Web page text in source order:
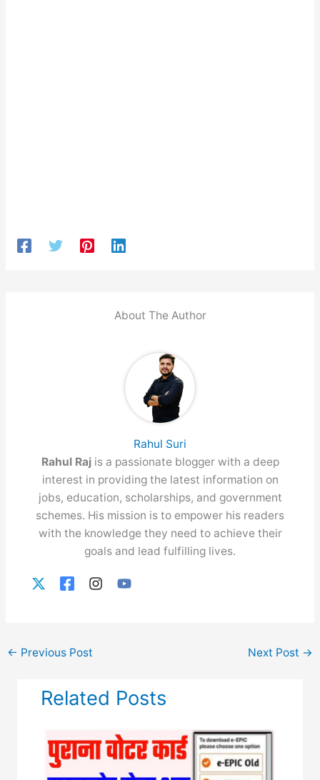
About The Author
Rahul Suri
Rahul Raj is a passionate blogger with a deep
interest in providing the latest information on
jobs, education, scholarships, and government
schemes. His mission is to empower his readers
with the knowledge they need to achieve their
goals and lead fulfilling lives.
← Previous Post Next Post →
Related Posts